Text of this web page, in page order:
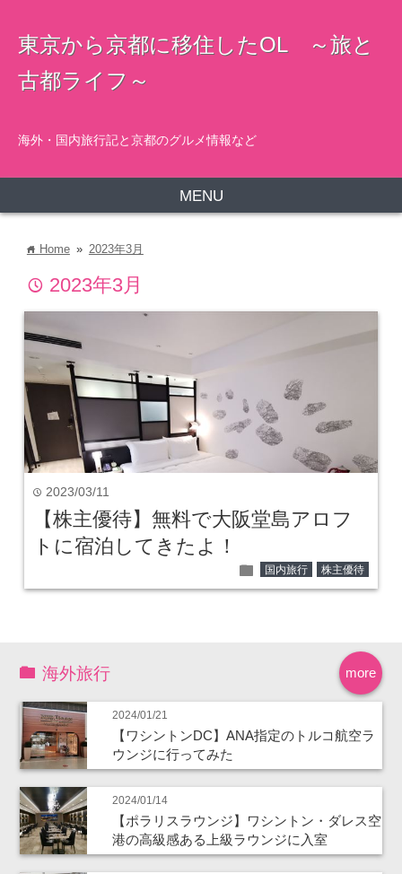
東京から京都に移住したOL ～旅と
古都ライフ～
海外・国内旅行記と京都のグルメ情報など
MENU
home Home » 2023年3月
time 2023年3月
time 2023/03/11
【株主優待】無料で大阪堂島アロフ
トに宿泊してきたよ！
folder 国内旅行 株主優待
more
海外旅行
2024/01/21
【ワシントンDC】ANA指定のトルコ航空ラ
ウンジに行ってみた
2024/01/14
【ポラリスラウンジ】ワシントン・ダレス空
港の高級感ある上級ラウンジに入室